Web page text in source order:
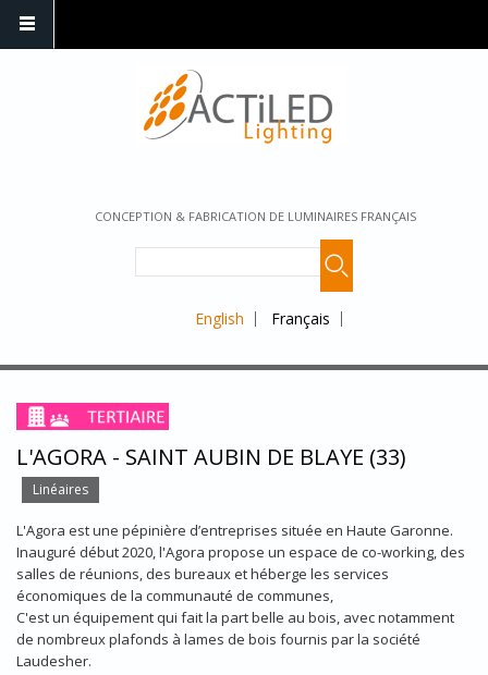
CONCEPTION & FABRICATION DE LUMINAIRES FRANÇAIS
English Français
L'AGORA - SAINT AUBIN DE BLAYE (33)
Linéaires
L'Agora est une pépinière d’entreprises située en Haute Garonne.
Inauguré début 2020, l'Agora propose un espace de co-working, des
salles de réunions, des bureaux et héberge les services
économiques de la communauté de communes,
C'est un équipement qui fait la part belle au bois, avec notamment
de nombreux plafonds à lames de bois fournis par la société
Laudesher.